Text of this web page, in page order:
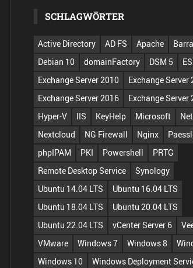
SCHLAGWÖRTER
Active Directory AD FS Apache
Debian 10
domainFactory DSM 5
Exchange Server 2010
Exchange Server
Exchange Server 2016
Exchange Server
Hyper-V
IIS KeyHelp Microsoft
Nextcloud
NG Firewall Nginx
phpIPAM
PKI Powershell
PRTG
Remote Desktop Service
Synology
Ubuntu 14.04 LTS
Ubuntu 16.04 LTS
Ubuntu 18.04 LTS
Ubuntu 20.04 LTS
Ubuntu 22.04 LTS
vCenter Server 6
VMware
Windows 7 Windows 8
Windows 10
Windows Deployment